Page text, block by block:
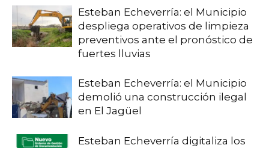
Esteban Echeverría: el Municipio
despliega operativos de limpieza
preventivos ante el pronóstico de
fuertes lluvias
Esteban Echeverría: el Municipio
demolió una construcción ilegal
en El Jagüel
Esteban Echeverría digitaliza los